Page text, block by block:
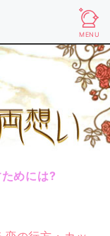
MENU
めには?